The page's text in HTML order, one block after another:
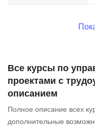
Все курсы по
проектами с
описанием
Полное описание всех
дополнительные